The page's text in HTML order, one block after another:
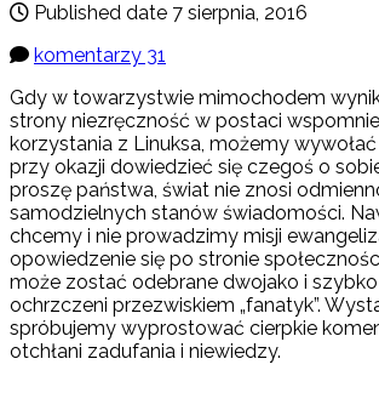
Published date 7 sierpnia, 2016
komentarzy 31
Gdy w towarzystwie mimochodem
strony niezręczność w postaci
korzystania z Linuksa, możemy
przy okazji dowiedzieć się czegoś o
proszę państwa, świat nie znosi
samodzielnych stanów świadomości.
chcemy i nie prowadzimy misji
opowiedzenie się po stronie
może zostać odebrane dwojako i
ochrzczeni przezwiskiem „fanatyk”.
spróbujemy wyprostować cierpkie
otchłani zadufania i niewiedzy.